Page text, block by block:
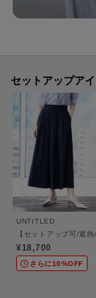
前のみタックインし
＊＊＊＊＊＊＊＊＊
■身長163cm Mサイズ
生地感：とにかくサ
着用感：ゆったりし
会食などきちんとし
■身長155cm XSサイズ
生地感：さらっと軽
着用感：肩周りから
身幅は程よくあり、
■163cm Mサイズ
生地感：さらっとし
セットアップア
UNTITLED
【セットアップ可/遮
¥18,700
さらに10%OFF